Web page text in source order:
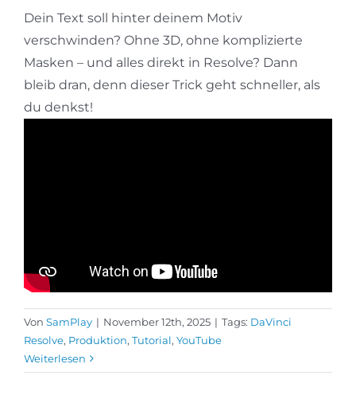
Dein Text soll hinter deinem Motiv
verschwinden? Ohne 3D, ohne komplizierte
Masken – und alles direkt in Resolve? Dann
bleib dran, denn dieser Trick geht schneller, als
du denkst!
Von SamPlay | November 12th, 2025 | Tags: DaVinci
Resolve, Produktion, Tutorial, YouTube
Weiterlesen